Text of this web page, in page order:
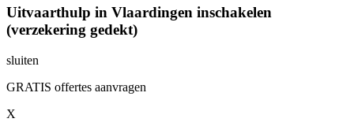
Uitvaarthulp in Vlaardingen inschakelen
(verzekering gedekt)
sluiten
GRATIS offertes aanvragen
X